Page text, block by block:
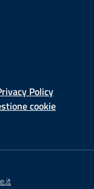
Policy
cookie